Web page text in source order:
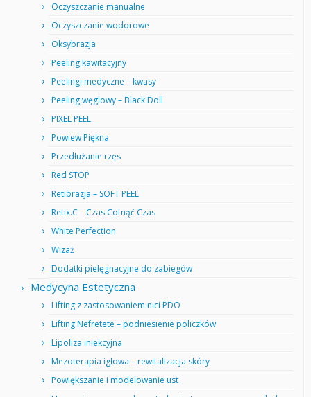
Oczyszczanie manualne
Oczyszczanie wodorowe
Oksybrazja
Peeling kawitacyjny
Peelingi medyczne – kwasy
Peeling węglowy – Black Doll
PIXEL PEEL
Powiew Piękna
Przedłużanie rzęs
Red STOP
Retibrazja – SOFT PEEL
Retix.C – Czas Cofnąć Czas
White Perfection
Wizaż
Dodatki pielęgnacyjne do zabiegów
Medycyna Estetyczna
Lifting z zastosowaniem nici PDO
Lifting Nefretete – podniesienie policzków
Lipoliza iniekcyjna
Mezoterapia igłowa – rewitalizacja skóry
Powiększanie i modelowanie ust